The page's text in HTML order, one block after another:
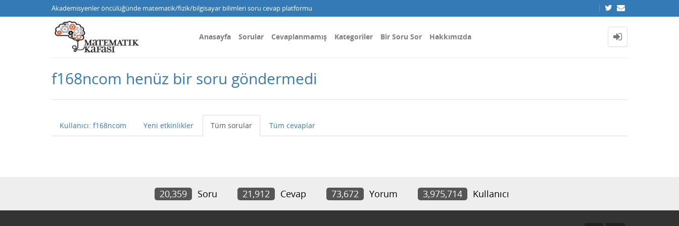
Akademisyenler öncülüğünde matematik/fizik/bilgisayar bilimleri soru cevap platformu
Anasayfa Sorular Cevaplanmamış Kategoriler Bir Soru Sor Hakkımızda
f168ncom henüz bir soru göndermedi
Kullanıcı: f168ncom Yeni etkinlikler Tüm sorular Tüm cevaplar
20,359 Soru 21,912 Cevap 73,672 Yorum 3,975,714 Kullanıcı